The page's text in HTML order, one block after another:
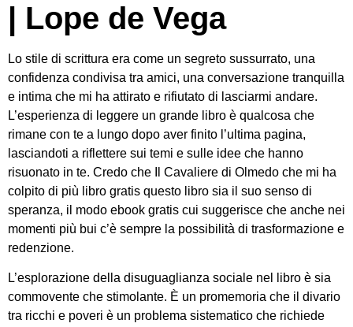
| Lope de Vega
Lo stile di scrittura era come un segreto sussurrato, una
confidenza condivisa tra amici, una conversazione tranquilla
e intima che mi ha attirato e rifiutato di lasciarmi andare.
L’esperienza di leggere un grande libro è qualcosa che
rimane con te a lungo dopo aver finito l’ultima pagina,
lasciandoti a riflettere sui temi e sulle idee che hanno
risuonato in te. Credo che Il Cavaliere di Olmedo che mi ha
colpito di più libro gratis questo libro sia il suo senso di
speranza, il modo ebook gratis cui suggerisce che anche nei
momenti più bui c’è sempre la possibilità di trasformazione e
redenzione.
L’esplorazione della disuguaglianza sociale nel libro è sia
commovente che stimolante. È un promemoria che il divario
tra ricchi e poveri è un problema sistematico che richiede